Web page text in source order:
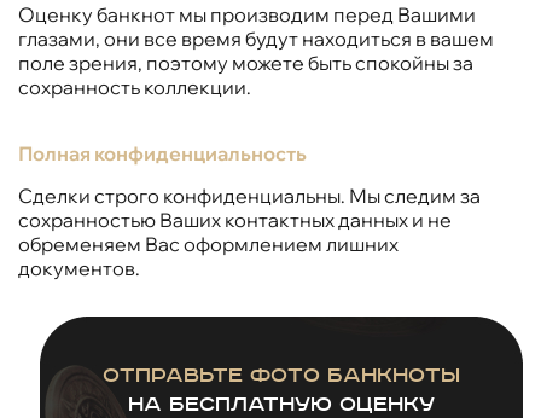
Оценку банкнот мы производим перед Вашими
глазами, они все время будут находиться в вашем
поле зрения, поэтому можете быть спокойны за
сохранность коллекции.
Полная конфиденциальность
Сделки строго конфиденциальны. Мы следим за
сохранностью Ваших контактных данных и не
обременяем Вас оформлением лишних
документов.
Отправьте фото банкноты
на бесплатную оценку